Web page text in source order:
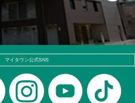
マイタウン公式SNS